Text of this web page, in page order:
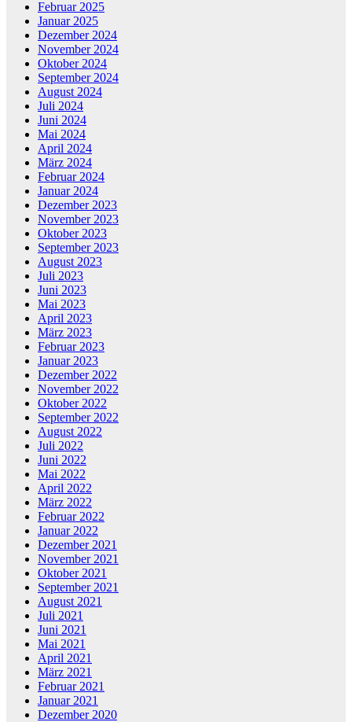
Februar 2025
Januar 2025
Dezember 2024
November 2024
Oktober 2024
September 2024
August 2024
Juli 2024
Juni 2024
Mai 2024
April 2024
März 2024
Februar 2024
Januar 2024
Dezember 2023
November 2023
Oktober 2023
September 2023
August 2023
Juli 2023
Juni 2023
Mai 2023
April 2023
März 2023
Februar 2023
Januar 2023
Dezember 2022
November 2022
Oktober 2022
September 2022
August 2022
Juli 2022
Juni 2022
Mai 2022
April 2022
März 2022
Februar 2022
Januar 2022
Dezember 2021
November 2021
Oktober 2021
September 2021
August 2021
Juli 2021
Juni 2021
Mai 2021
April 2021
März 2021
Februar 2021
Januar 2021
Dezember 2020